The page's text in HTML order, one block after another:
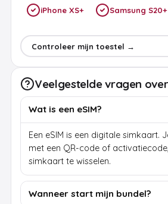
iPhone XS+ Samsung S20+
Controleer mijn toestel →
Veelgestelde vragen over
Wat is een eSIM?
Een eSIM is een digitale simkaart.
met een QR-code of
simkaart te wisselen.
Wanneer start mijn bundel?